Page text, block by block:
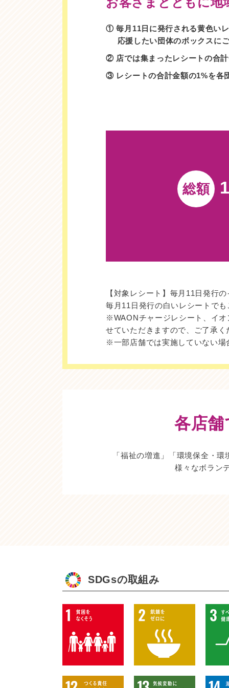
① 毎月11日に発行される黄色い
応援したい団体のボックスに
② 店では集まったレシートの合
③ レシートの合計金額の1%を各
総額
【対象レシート】毎月11日発行
毎月11日発行の白いレシートで
※WAONチャージレシート、イ
せていただきますので、ご了承く
※一部店舗では実施していない場
各店
「福祉の増進」「環境保全・
様々なボラン
SDGsの取組み